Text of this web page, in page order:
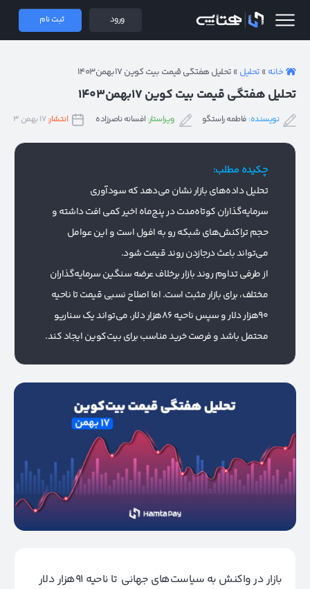
همتاپی ورود ثبت نام
خانه » تحلیل » تحلیل هفتگی قیمت بیت کوین ۱۷بهمن۱۴۰۳
تحلیل هفتگی قیمت بیت کوین ۱۷بهمن۱۴۰۳
نویسنده: فاطمه راستگو ویراستار: افسانه ناصرزاده انتشار:۱۷ بهمن ۱۴۰۳
چکیده مطلب:
تحلیل داده‌های بازار نشان می‌دهد که سودآوری
سرمایه‌گذاران کوتاه‌مدت در پنج‌ماه اخیر کمی افت داشته و
حجم تراکنش‌های شبکه رو به افول است و این عوامل
می‌تواند باعث درجا‌زدن روند قیمت شود.
از طرفی تداوم روند بازار برخلاف عرضه سنگین سرمایه‌گذاران
مختلف، برای بازار مثبت است. اما اصلاح نسبی قیمت تا ناحیه
۹۰هزار دلار و سپس ناحیه ۸۶هزار دلار، می‌تواند یک سناریو
محتمل باشد و فرصت خرید مناسب برای بیت‌کوین ایجاد کند.
بازار در واکنش به سیاست‌های جهانی تا ناحیه ۹۱هزار دلار